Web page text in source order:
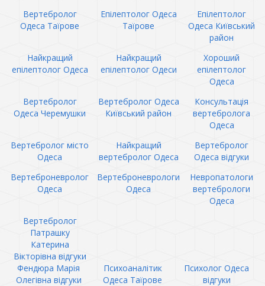
Вертебролог
Одеса Таїрове
Епілептолог Одеса
Таїрове
Епілептолог
Одеса Київський
район
Найкращий
епілептолог Одеса
Найкращий
епілептолог Одеси
Хороший
епілептолог
Одеса
Вертебролог
Одеса Черемушки
Вертебролог Одеса
Київський район
Консультація
вертебролога
Одеса
Вертебролог місто
Одеса
Найкращий
вертебролог Одеса
Вертебролог
Одеса відгуки
Вертеброневролог
Одеса
Вертеброневрологи
Одеса
Невропатологи
вертебрологи
Одеса
Вертебролог
Патрашку
Катерина
Вікторівна відгуки
Фендюра Марія
Олегівна відгуки
Психоаналітик
Одеса Таїрове
Психолог Одеса
відгуки